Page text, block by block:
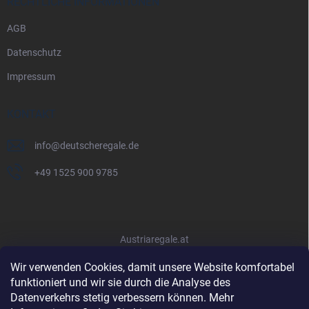
Wir verwenden Cookies, damit unsere Website komfortabel
funktioniert und wir sie durch die Analyse des
Datenverkehrs stetig verbessern können. Mehr
AGB
Datenschutz
Impressum
KONTAKT
info@deutscheregale.de
+49 1525 900 9785
Austriaregale.at